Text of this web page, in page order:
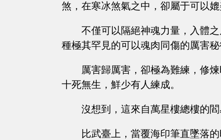
煞，在寒冰煞氣之中，卻屬于可以
不僅可以隔絕神魂力量，入體
種極其罕見的可以魂肉同傷的厲害
厲害歸厲害，卻極為難練，修
十死無生，鮮少有人練成。
沒想到，這來自萬星樓總樓的
比武臺上，當覆海印筆直墜落